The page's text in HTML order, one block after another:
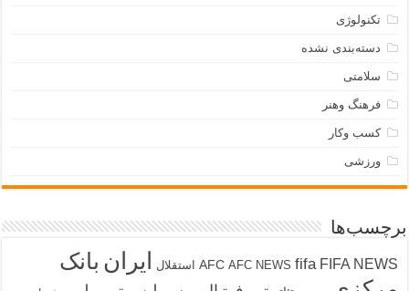
تکنولوژی
دسته‌بندی نشده
سلامتی
فرهنگ وهنر
کسب وکار
ورزشی
برچسب‌ها
AFC AFC NEWS fifa FIFA NEWS استقلال ایران بانک